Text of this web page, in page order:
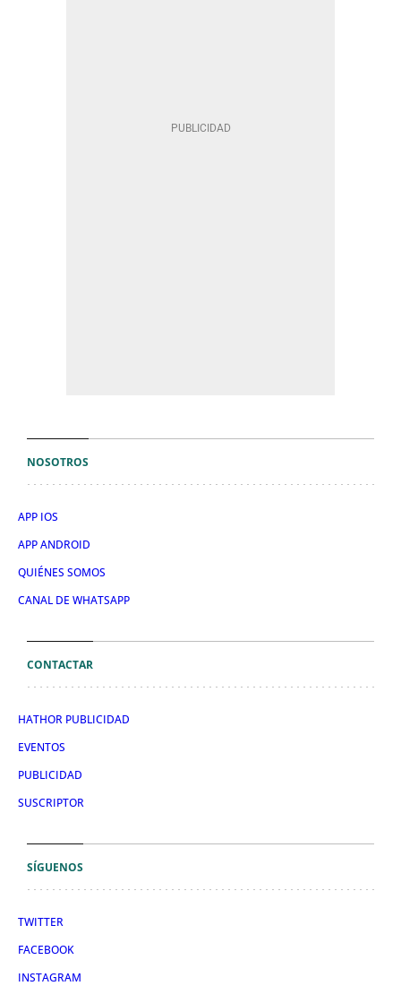
NOSOTROS
APP IOS
APP ANDROID
QUIÉNES SOMOS
CANAL DE WHATSAPP
CONTACTAR
HATHOR PUBLICIDAD
EVENTOS
PUBLICIDAD
SUSCRIPTOR
SÍGUENOS
TWITTER
FACEBOOK
INSTAGRAM